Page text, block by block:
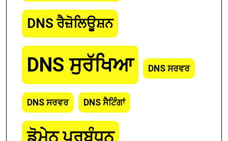
DNS ਰੈਜ਼ੋਲਿਊਸ਼ਨ
DNS ਸੁਰੱਖਿਆ DNS ਸਰਵਰ
DNS ਸਰਵਰ DNS ਸੈਟਿੰਗਾਂ
ਡੋਮੇਨ ਪ੍ਰਬੰਧਨ